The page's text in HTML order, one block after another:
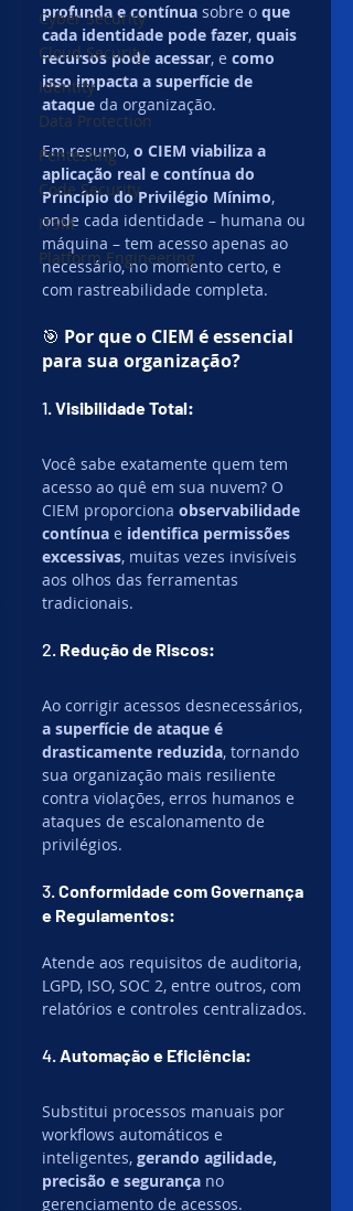
Cyber Security
Cloud Security
Identity
Data Protection
Pentesting
Code Security
ITSM
Platform Engineering
profunda e contínua sobre o que
cada identidade pode fazer, quais
recursos pode acessar, e como
isso impacta a superfície de
ataque da organização.
Em resumo, o CIEM viabiliza a
aplicação real e contínua do
Princípio do Privilégio Mínimo,
onde cada identidade – humana ou
máquina – tem acesso apenas ao
necessário, no momento certo, e
com rastreabilidade completa.
🎯 Por que o CIEM é essencial
para sua organização?
1. Visibilidade Total:
Você sabe exatamente quem tem
acesso ao quê em sua nuvem? O
CIEM proporciona observabilidade
contínua e identifica permissões
excessivas, muitas vezes invisíveis
aos olhos das ferramentas
tradicionais.
2. Redução de Riscos:
Ao corrigir acessos desnecessários,
a superfície de ataque é
drasticamente reduzida, tornando
sua organização mais resiliente
contra violações, erros humanos e
ataques de escalonamento de
privilégios.
3. Conformidade com Governança
e Regulamentos:
Atende aos requisitos de auditoria,
LGPD, ISO, SOC 2, entre outros, com
relatórios e controles centralizados.
4. Automação e Eficiência:
Substitui processos manuais por
workflows automáticos e
inteligentes, gerando agilidade,
precisão e segurança no
gerenciamento de acessos.